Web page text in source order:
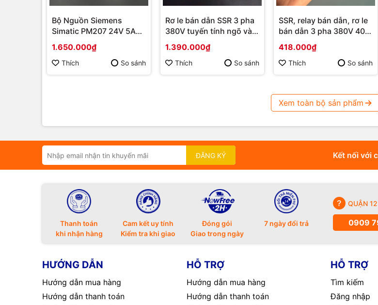
Bộ Nguồn Siemens
Simatic PM207 24V 5A
1.650.000₫
Thích So sánh
Rơ le bán dẫn SSR 3 pha
380V tuyến tính ngõ vào
1.390.000₫
Thích So sánh
SSR, relay bán dẫn, rơ le
bán dẫn 3 pha 380V 40A,
418.000₫
Thích So sánh
Xem toàn bộ sản phẩm
ĐĂNG KÝ Kết nối với
Thanh toán
khi nhận hàng
Cam kết uy tính
Kiểm tra khi giao
Đóng gói
Giao trong ngày
7 ngày đổi trả
QUẬN 12
0909
HƯỚNG DẪN
Hướng dẫn mua hàng
Hướng dẫn thanh toán
HỖ TRỢ
Hướng dẫn mua hàng
Hướng dẫn thanh toán
HỖ TRỢ
Tìm kiếm
Đăng nhập